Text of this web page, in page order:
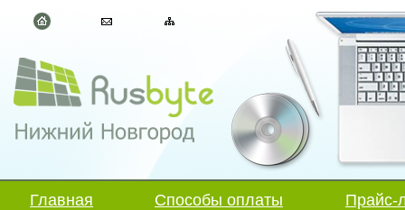
Главная Способы оплаты Прайс-